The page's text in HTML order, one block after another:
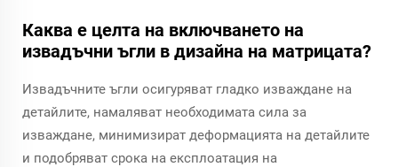
Каква е целта на включването на
извадъчни ъгли в дизайна на матрицата?
Извадъчните ъгли осигуряват гладко изваждане на
детайлите, намаляват необходимата сила за
изваждане, минимизират деформацията на детайлите
и подобряват срока на експлоатация на